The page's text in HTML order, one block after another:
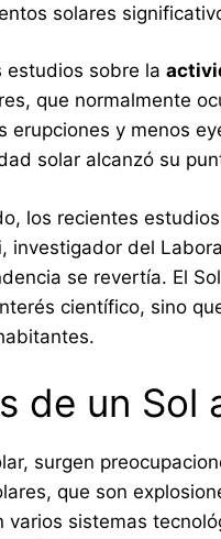
solares
sobre la
que normalmente
erupciones y menos
solar alcanzó su
los recientes
, investigador del
se revertía. El
científico, sino
de un Sol
surgen
que son
sistemas